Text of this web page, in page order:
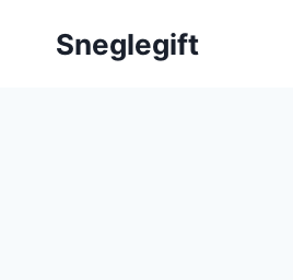
Sneglegift